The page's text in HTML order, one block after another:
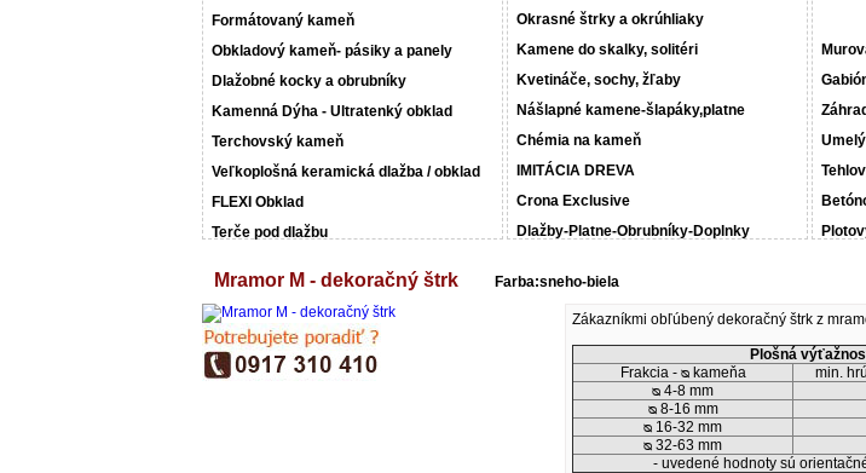
Formátovaný kameň
Obkladový kameň- pásiky a panely
Dlažobné kocky a obrubníky
Kamenná Dýha - Ultratenký obklad
Terchovský kameň
Veľkoplošná keramická dlažba / obklad
FLEXI Obklad
Terče pod dlažbu
Okrasné štrky a okrúhliaky
Kamene do skalky, solitéri
Kvetináče, sochy, žľaby
Nášlapné kamene-šlapáky,platne
Chémia na kameň
IMITÁCIA DREVA
Crona Exclusive
Dlažby-Platne-Obrubníky-Doplnky
Mramor M - dekoračný štrk Farba:sneho-biela
Zákazníkmi obľúbený dekoračný štrk z
Plošná
Frakcia - ᴓ kameňa
min.
ᴓ 4-8 mm
ᴓ 8-16 mm
ᴓ 16-32 mm
ᴓ 32-63 mm
- uvedené hodnoty sú